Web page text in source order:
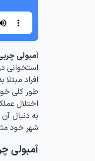
آمبولی
استخوانی
افراد
اختلال
به دنبال
شهر خود
آمبولی